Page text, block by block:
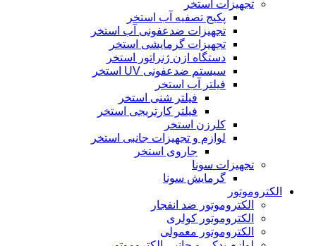
تجهیزات استخر
پکیج تصفیه آب استخر
تجهیزات ضدعفونی آب استخر
تجهیزات گرمایشی استخر
دستگاه ازن ژنراتور استخر
سیستم ضدعفونی UV استخر
فیلتر آب استخر
فیلتر شنی استخر
فیلتر کارتریجی استخر
کلرزن استخر
لوازم و تجهیزات جانبی استخر
جاروی استخر
تجهیزات سونا
گرمایش سونا
الکتروموتور
الکتروموتور ضد انفجار
الکتروموتور کولری
الکتروموتور معمولی